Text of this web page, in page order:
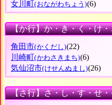
女川町(おながわちょう)(6)
【か行】か・き・く・け
角田市(かくだし)(22)
川崎町(かわさきまち)(6)
気仙沼市(けせんぬまし)(26)
【さ行】さ・し・す・せ